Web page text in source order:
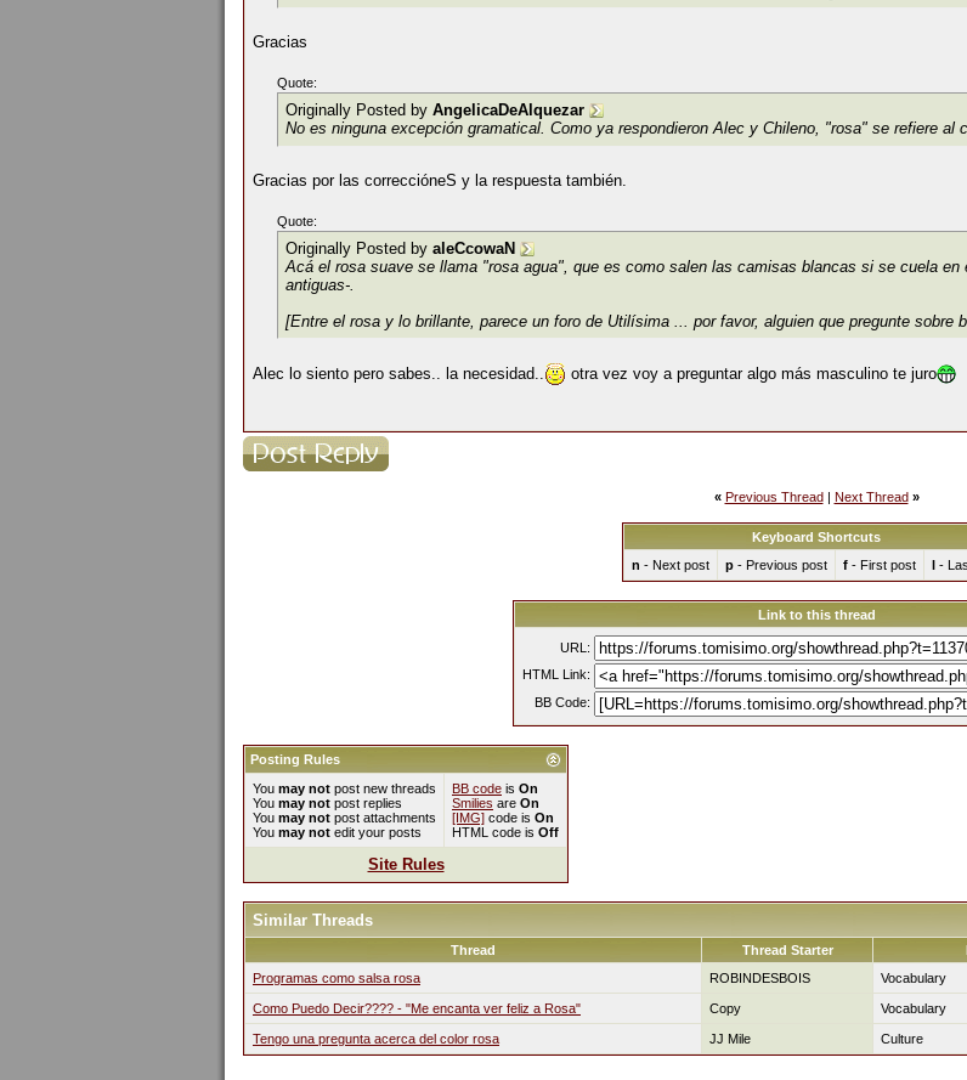
Gracias
Quote:
Originally Posted by AngelicaDeAlquezar
No es ninguna excepción gramatical. Como ya respondieron Alec y Chileno, "rosa" se refiere al
Gracias por las correccióneS y la respuesta también.
Quote:
Originally Posted by aleCcowaN
Acá el rosa suave se llama "rosa agua", que es como salen las camisas blancas si se cuela en
antiguas-.
[Entre el rosa y lo brillante, parece un foro de Utilísima ... por favor, alguien que pregunte sobre
Alec lo siento pero sabes.. la necesidad.. otra vez voy a preguntar algo más masculino te juro
« Previous Thread| Next Thread »
Keyboard Shortcuts
n - Next post p- Previous post f- First post l-
Link to this thread
URL:
HTML Link:
BB Code:
Posting Rules
You may not post new threads
You may not post replies
You may not post attachments
You may not edit your posts
BB code is On
Smilies are On
[IMG] code is On
HTML code is Off
Site Rules
Similar Threads
Thread Thread Starter
Programas como salsa rosa
ROBINDESBOIS Vocabulary
Como Puedo Decir???? - "Me encanta ver feliz a Rosa" Copy Vocabulary
Tengo una pregunta acerca del color rosa JJ Mile Culture